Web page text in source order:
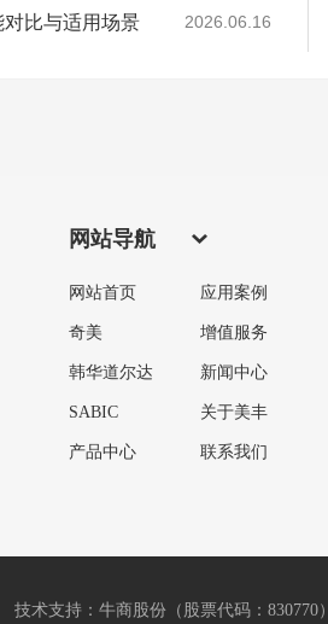
比与适用场景 2026.06.16
网站导航
网站首页 应用案例
奇美 增值服务
韩华道尔达 新闻中心
SABIC 关于美丰
产品中心 联系我们
技术支持：牛商股份（股票代码：830770）